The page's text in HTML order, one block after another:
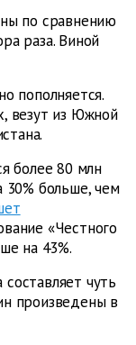
по сравнению
раза. Виной
пополняется.
везут из Южной
более 80 млн
30% больше, чем
«Честного
на 43%.
чуть
произведены в